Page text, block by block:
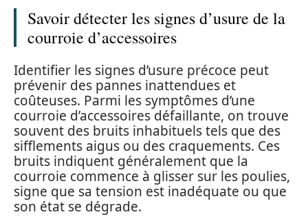
Savoir détecter les signes d’usure de la
courroie d’accessoires
Identifier les signes d’usure précoce peut
prévenir des pannes inattendues et
coûteuses. Parmi les symptômes d’une
courroie d’accessoires défaillante, on trouve
souvent des bruits inhabituels tels que des
sifflements aigus ou des craquements. Ces
bruits indiquent généralement que la
courroie commence à glisser sur les poulies,
signe que sa tension est inadéquate ou que
son état se dégrade.